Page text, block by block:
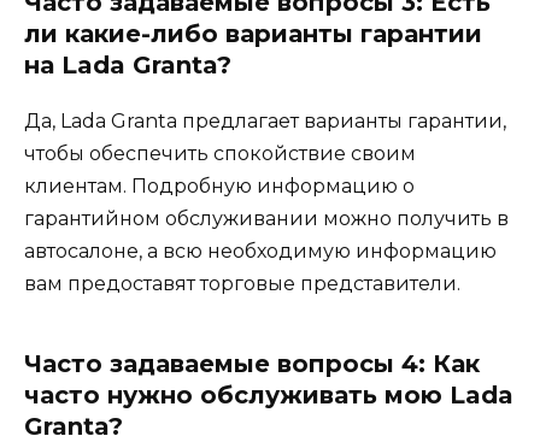
ли какие-либо варианты гарантии
на Lada Granta?
Да, Lada Granta предлагает варианты гарантии,
чтобы обеспечить спокойствие своим
клиентам. Подробную информацию о
гарантийном обслуживании можно получить в
автосалоне, а всю необходимую информацию
вам предоставят торговые представители.
Часто задаваемые вопросы 4: Как
часто нужно обслуживать мою Lada
Granta?